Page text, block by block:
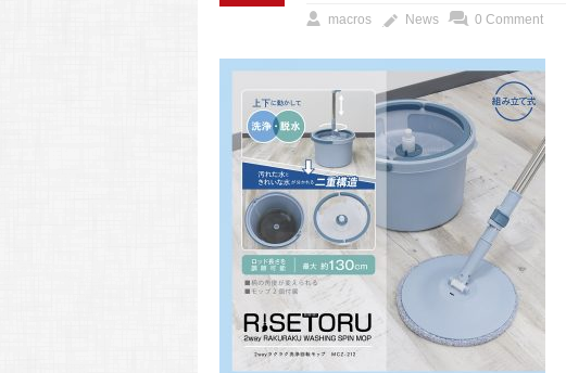
macros News 0 Comment